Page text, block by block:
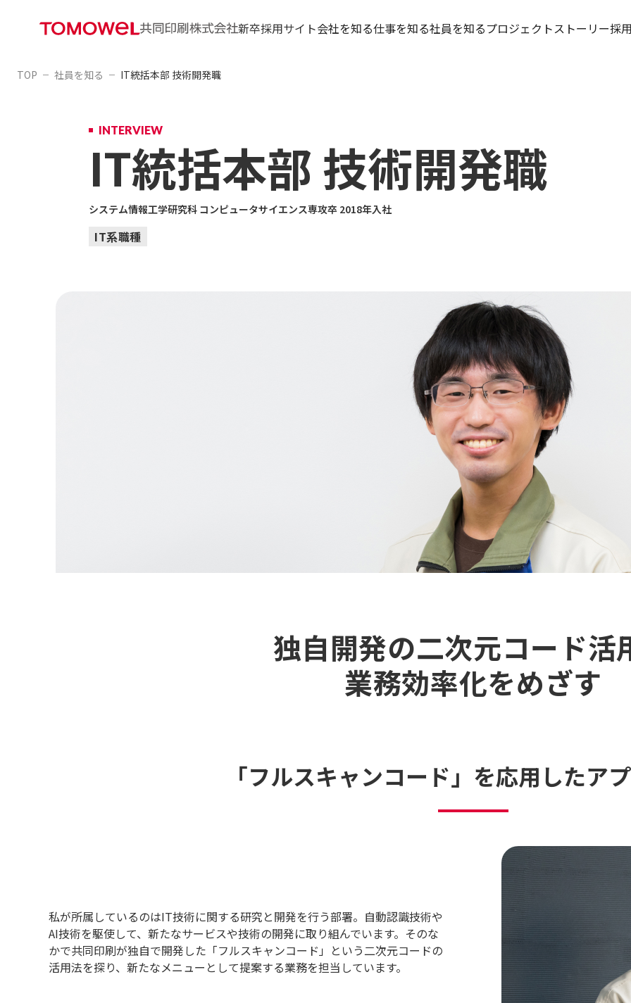
新卒採用サイト会社を知る仕事を知る社員を知る
IT統括本部
技術開発本部
L&I事業部
プロジェクトストーリー採
TOP 社員を知る IT統括本部 技術開発職
INTERVIEW
IT統括本部 技術開発職
システム情報工学研究科 コンピュータサイエンス専攻卒 2018年入社
IT系職種
独自開発の二次元コード活
業務効率化をめざす
「フルスキャンコード」を応用したア
私が所属しているのはIT技術に関する研究と開発を行う部署。自動認識技術や
AI技術を駆使して、新たなサービスや技術の開発に取り組んでいます。そのな
かで共同印刷が独自で開発した「フルスキャンコード」という二次元コードの
活用法を探り、新たなメニューとして提案する業務を担当しています。